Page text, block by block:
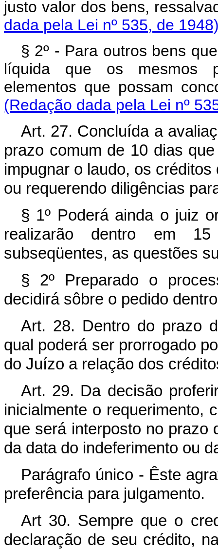
justo valor dos bens,
dada pela Lei nº 535, de
§ 2º - Para outros bens
líquida que os mesmos
elementos que possam
(Redação dada pela Lei nº
Art. 27. Concluída a
prazo comum de 10 dias
impugnar o laudo, os
ou requerendo diligências
§ 1º Poderá ainda o juiz
realizarão dentro em
subseqüentes, as questões
§ 2º Preparado o
decidirá sôbre o pedido
Art. 28. Dentro do prazo
qual poderá ser prorrogado
do Juízo a relação dos
Art. 29. Da decisão
inicialmente o requerimento,
que será interposto no prazo
da data do indeferimento ou
Parágrafo único - Êste
preferência para julgamento.
Art 30. Sempre que o
declaração de seu crédito,